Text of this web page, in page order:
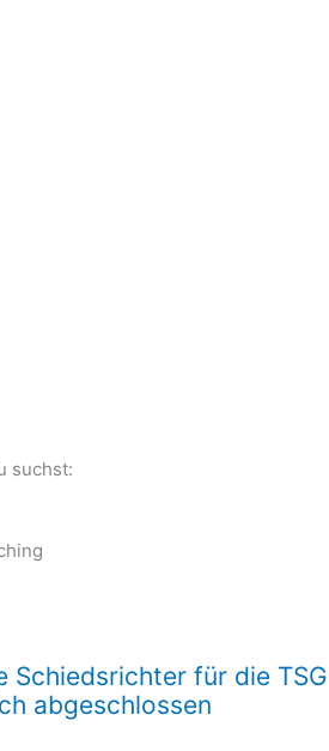
suchst:
Schiedsrichter für die
abgeschlossen